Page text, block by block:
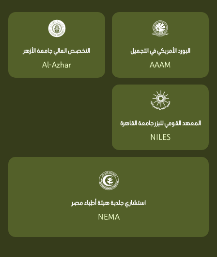
البورد الأمريكي في التجميل
AAAM
التخصص العالي جامعة الأزهر
Al-Azhar
المعهد القومي لليزر جامعة القاهرة
NILES
استشاري جلدية هيئة أطباء مصر
NEMA